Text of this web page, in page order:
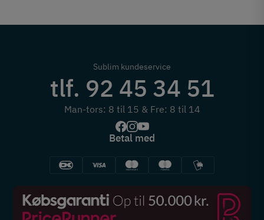
Sublim kundeservice
tlf. 92 45 34 51
Man-tors: 8 til 15 & Fre: 8 til 14
Betal med